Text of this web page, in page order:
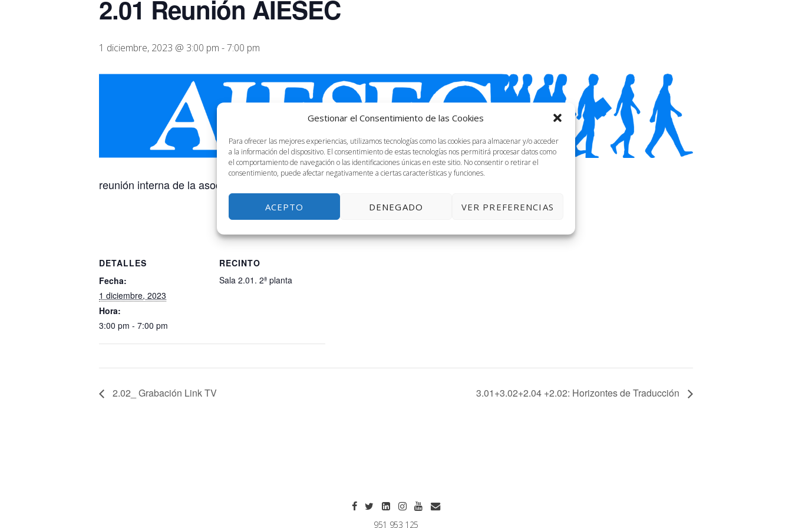
Gestionar el Consentimiento de las Cookies
Para ofrecer las mejores experiencias, utilizamos tecnologías como las cookies para almacenar y/o acceder
a la información del dispositivo. El consentimiento de estas tecnologías nos permitirá procesar datos como
el comportamiento de navegación o las identificaciones únicas en este sitio. No consentir o retirar el
consentimiento, puede afectar negativamente a ciertas características y funciones.
ACEPTO DENEGADO VER PREFERENCIAS
2.01 Reunión AIESEC
1 diciembre, 2023 @ 3:00 pm -7:00 pm
reunión interna de la asociación AIESEC
AÑADIR AL CALENDARIO
DETALLES
Fecha:
1 diciembre, 2023
Hora:
3:00 pm - 7:00 pm
RECINTO
Sala 2.01. 2ª planta
2.02_ Grabación Link TV 3.01+3.02+2.04 +2.02: Horizontes de Traducción
951 953 125